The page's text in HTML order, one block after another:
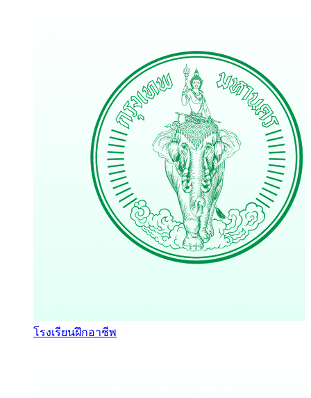
โรงเรียนฝึกอาชีพ